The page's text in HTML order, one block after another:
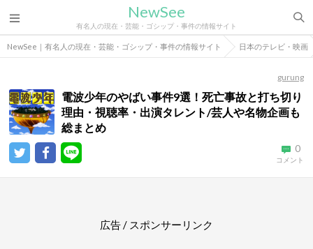
NewSee
有名人の現在・芸能・ゴシップ・事件の情報サイト
NewSee｜有名人の現在・芸能・ゴシップ・事件の情報サイト 日本のテレビ・映画
gurung
電波少年のやばい事件9選！死亡事故と打ち切り
理由・視聴率・出演タレント/芸人や名物企画も
総まとめ
0
コメント
広告 / スポンサーリンク